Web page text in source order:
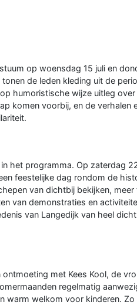
op woensdag 15 juli en
de leden kleding uit de
humoristische wijze uitleg over
komen voorbij, en de verhalen
het programma. Op zaterdag
feestelijke dag rondom de
van dichtbij bekijken, meer
van demonstraties en
van Langedijk van heel
met Kees Kool, de
regelmatig
warm welkom voor kinderen.